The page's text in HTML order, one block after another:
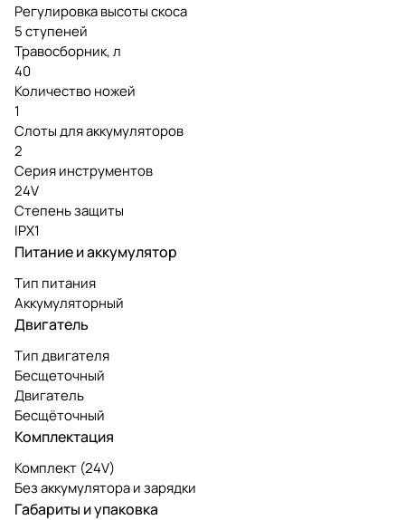
Регулировка высоты скоса
5 ступеней
Травосборник, л
40
Количество ножей
1
Слоты для аккумуляторов
2
Серия инструментов
24V
Степень защиты
IPX1
Питание и аккумулятор
Тип питания
Аккумуляторный
Двигатель
Тип двигателя
Бесщеточный
Двигатель
Бесщёточный
Комплектация
Комплект (24V)
Без аккумулятора и зарядки
Габариты и упаковка